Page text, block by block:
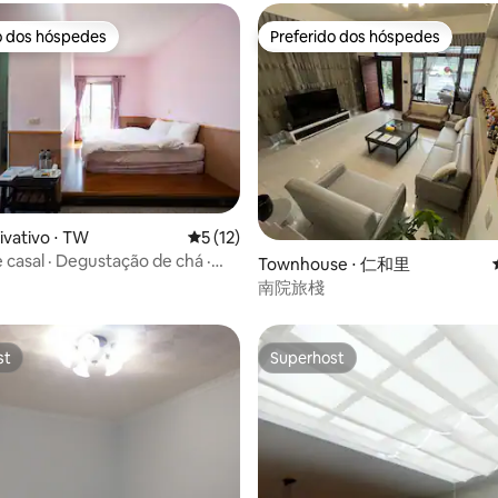
de 5, 104 avaliações
dos hóspedes
dos hóspedes
⋅ TW 5 de uma avaliação média de 5, 12
5 (12)
· Degustação de chá ·
Preferido dos hóspedes
Preferido dos hóspedes
Townhouse ⋅ 仁和里
南院旅棧
Superhost
Superhost